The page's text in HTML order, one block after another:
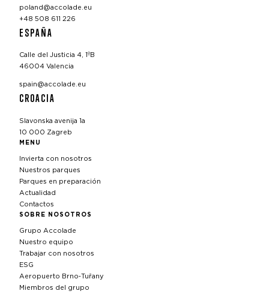
poland@accolade.eu
+48 508 611 226
ESPAÑA
Calle del Justicia 4, 1ºB
46004 Valencia
spain@accolade.eu
CROACIA
Slavonska avenija 1a
10 000 Zagreb
MENU
Invierta con nosotros
Nuestros parques
Parques en preparación
Actualidad
Contactos
SOBRE NOSOTROS
Grupo Accolade
Nuestro equipo
Trabajar con nosotros
ESG
Aeropuerto Brno‑Tuřany
Miembros del grupo